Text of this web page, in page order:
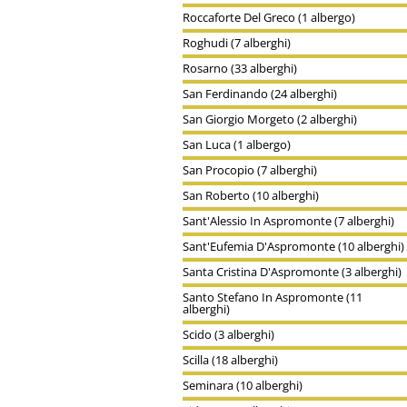
Roccaforte Del Greco (1 albergo)
Roghudi (7 alberghi)
Rosarno (33 alberghi)
San Ferdinando (24 alberghi)
San Giorgio Morgeto (2 alberghi)
San Luca (1 albergo)
San Procopio (7 alberghi)
San Roberto (10 alberghi)
Sant'Alessio In Aspromonte (7 alberghi)
Sant'Eufemia D'Aspromonte (10 alberghi)
Santa Cristina D'Aspromonte (3 alberghi)
Santo Stefano In Aspromonte (11
alberghi)
Scido (3 alberghi)
Scilla (18 alberghi)
Seminara (10 alberghi)